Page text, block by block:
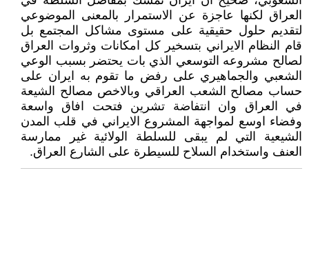
العراق لكنها عاجزة عن الاستمرار بالمعنى الموضوعي
لتقديم حلول حقيقية على مستوى مشاكل المجتمع بل
قام النظام الايراني بتسخير كل امكانات وثروات العراق
لصالح مشروعه التوسعي الذي بات يحتضر بسبب الوعي
الشعبي والجماهيري على رفض ما تقوم به ايران على
حساب مصالح الشعب العراقي وبالاخص مصالح الشيعة
في العراق وان انتفاضة تشرين فتحت افاق واسعة
وفضاء اوسع لمواجهة المشروع الايراني في قلب المدن
الشيعية التي لم يبقى للسلطة الولائية غير ممارسة
العنف واستخدام السلاح للسيطرة على الشارع العراق.